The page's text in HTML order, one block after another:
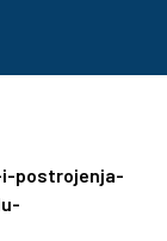
postrojenja-